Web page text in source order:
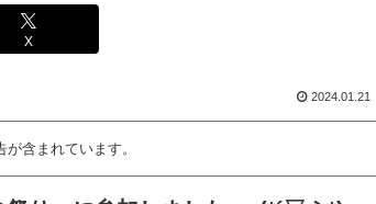
X
2024.01.21
含まれています。